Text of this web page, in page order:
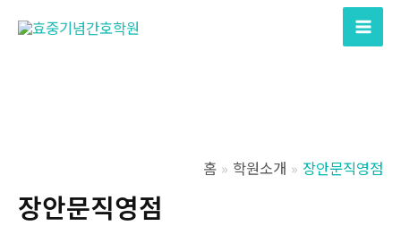
Main
홈 학원소개 장안문직영점
장안문직영점